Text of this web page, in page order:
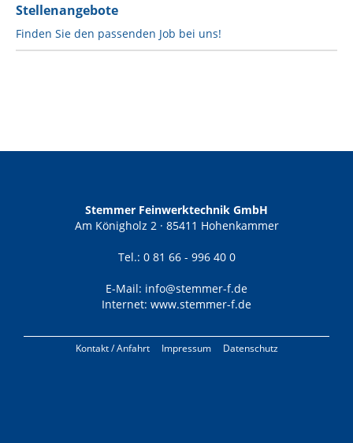
Stellenangebote
Finden Sie den passenden Job bei uns!
Stemmer Feinwerktechnik GmbH
Am Königholz 2 · 85411 Hohenkammer
Tel.: 0 81 66 - 996 40 0
E-Mail: info@stemmer-f.de
Internet: www.stemmer-f.de
Kontakt / Anfahrt Impressum Datenschutz